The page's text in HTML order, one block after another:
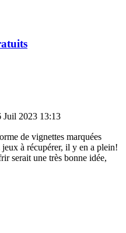
Juil 2023 13:13
de vignettes marquées
à récupérer, il y en a plein!
serait une très bonne idée,